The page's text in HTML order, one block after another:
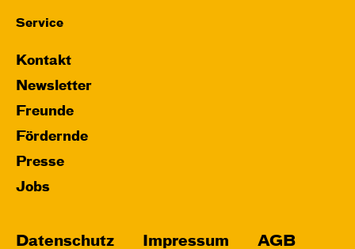
Service
Kontakt
Newsletter
Freunde
Fördernde
Presse
Jobs
Datenschutz Impressum AGB